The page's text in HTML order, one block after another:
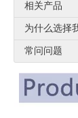
相关产品
为什么选择
常问问题